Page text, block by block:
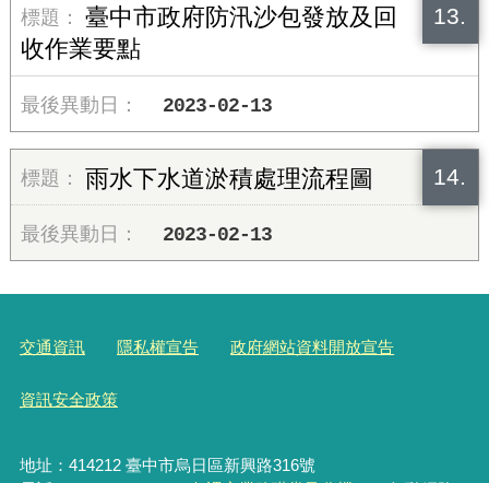
13.
臺中市政府防汛沙包發放及回
收作業要點
2023-02-13
14.
雨水下水道淤積處理流程圖
2023-02-13
交通資訊 隱私權宣告 政府網站資料開放宣告
資訊安全政策
地址：414212 臺中市烏日區新興路316號